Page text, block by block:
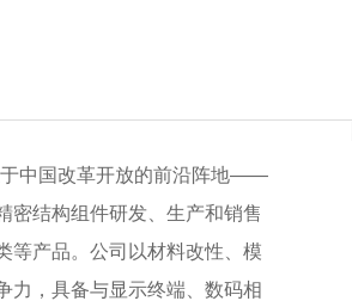
中国改革开放的前沿阵地——
密结构组件研发、生产和销售
等产品。公司以材料改性、模
力，具备与显示终端、数码相